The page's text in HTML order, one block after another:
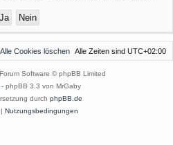
Alle Zeiten sind UTC+02:00
Alle Cookies löschen
Software © phpBB Limited
- phpBB 3.3 von MrGaby
durch phpBB.de
Nutzungsbedingungen